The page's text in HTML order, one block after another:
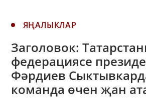
ЯҢАЛЫКЛАР
Заголовок:
федерациясе
Фәрдиев
команда өчен җан